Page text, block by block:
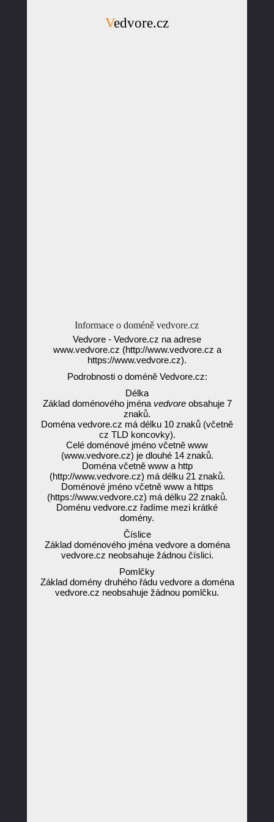
Vedvore.cz
Informace o doméně vedvore.cz
Vedvore - Vedvore.cz na adrese
www.vedvore.cz (http://www.vedvore.cz a
https://www.vedvore.cz).
Podrobnosti o doméně Vedvore.cz:
Délka
Základ doménového jména vedvoreobsahuje 7
znaků.
Doména vedvore.cz má délku 10 znaků (včetně
cz TLD koncovky).
Celé doménové jméno včetně www
(www.vedvore.cz) je dlouhé 14 znaků.
Doména včetně www a http
(http://www.vedvore.cz) má délku 21 znaků.
Doménové jméno včetně www a https
(https://www.vedvore.cz) má délku 22 znaků.
Doménu vedvore.cz řadíme mezi krátké
domény.
Číslice
Základ doménového jména vedvore a doména
vedvore.cz neobsahuje žádnou číslici.
Pomlčky
Základ domény druhého řádu vedvore a doména
vedvore.cz neobsahuje žádnou pomlčku.